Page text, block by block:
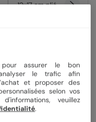
12x17 cm plié
1 carte
assurer le bon
le trafic afin
et proposer des
selon vos
veuillez
.